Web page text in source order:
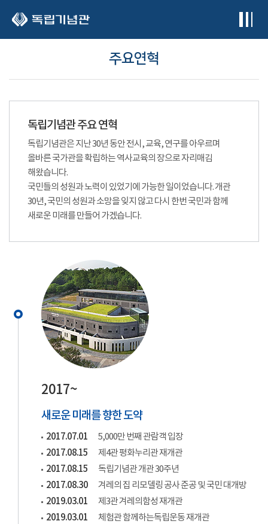
주요연혁
독립기념관 주요 연혁
독립기념관은 지난 30년 동안 전시, 교육, 연구를 아우르며
올바른 국가관을 확립하는 역사교육의 장으로 자리매김
해왔습니다.
국민들의 성원과 노력이 있었기에 가능한 일이었습니다. 개관
30년, 국민의 성원과 소망을 잊지 않고 다시 한번 국민과 함께
새로운 미래를 만들어 가겠습니다.
2017~
새로운 미래를 향한 도약
2017.07.01
5,000만 번째 관람객 입장
2017.08.15
제4관 평화누리관 재개관
2017.08.15
독립기념관 개관 30주년
2017.08.30
겨레의 집 리모델링 공사 준공 및 국민 대개방
2019.03.01
제3관 겨레의함성 재개관
2019.03.01
체험관 함께하는독립운동 재개관